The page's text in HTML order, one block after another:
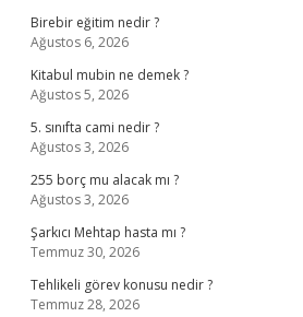
Birebir eğitim nedir ?
Ağustos 6, 2026
Kitabul mubin ne demek ?
Ağustos 5, 2026
5. sınıfta cami nedir ?
Ağustos 3, 2026
255 borç mu alacak mı ?
Ağustos 3, 2026
Şarkıcı Mehtap hasta mı ?
Temmuz 30, 2026
Tehlikeli görev konusu nedir ?
Temmuz 28, 2026